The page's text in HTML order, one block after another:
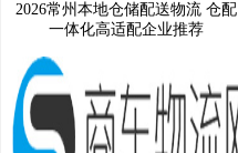
2026常州本地仓储配送物流 仓配
一体化高适配企业推荐